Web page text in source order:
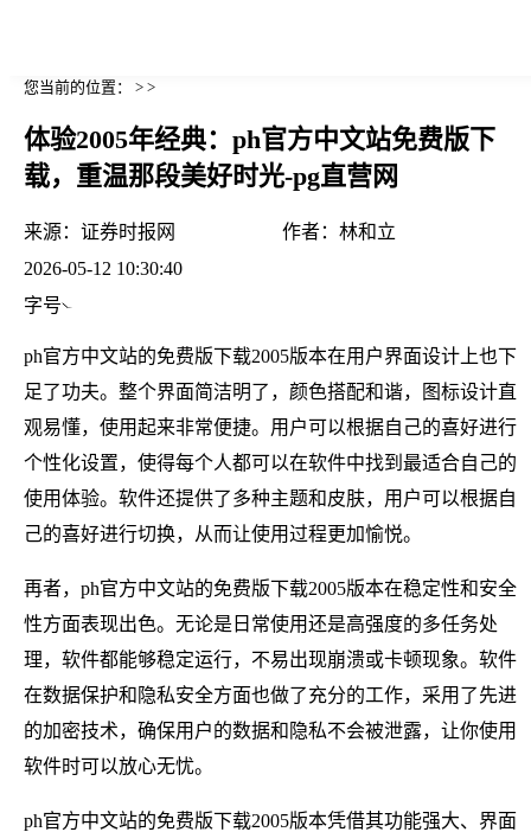
您当前的位置： > >
体验2005年经典：ph官方中文站免费版下
载，重温那段美好时光-pg直营网
来源： 证券时报网 作者： 林和立
2026-05-12 10:30:40
字号
ph官方中文站的免费版下载2005版本在用户界面设计上也下
足了功夫。整个界面简洁明了，颜色搭配和谐，图标设计直
观易懂，使用起来非常便捷。用户可以根据自己的喜好进行
个性化设置，使得每个人都可以在软件中找到最适合自己的
使用体验。软件还提供了多种主题和皮肤，用户可以根据自
己的喜好进行切换，从而让使用过程更加愉悦。
再者，ph官方中文站的免费版下载2005版本在稳定性和安全
性方面表现出色。无论是日常使用还是高强度的多任务处
理，软件都能够稳定运行，不易出现崩溃或卡顿现象。软件
在数据保护和隐私安全方面也做了充分的工作，采用了先进
的加密技术，确保用户的数据和隐私不会被泄露，让你使用
软件时可以放心无忧。
ph官方中文站的免费版下载2005版本凭借其功能强大、界面